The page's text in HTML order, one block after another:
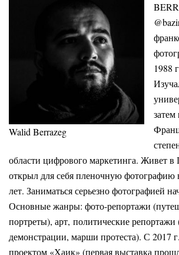
Walid Berrazeg
1988
затем
области цифрового маркетинга. Живет
открыл для себя пленочную фотографию
лет. Заниматься серьезно фотографией
Основные жанры: фото-репортажи
портреты), арт, политические
демонстрации, марши протеста). С 2017
проектом «Хаик» (первая выставка